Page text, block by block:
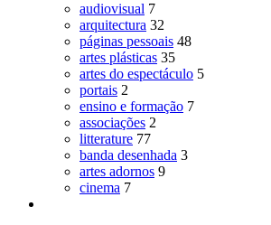
audiovisual 7
arquitectura 32
páginas pessoais 48
artes plásticas 35
artes do espectáculo 5
portais 2
ensino e formação 7
associações 2
litterature 77
banda desenhada 3
artes adornos 9
cinema 7